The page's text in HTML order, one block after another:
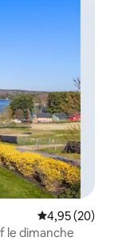
Évaluation
4,95 (20)
le dimanche